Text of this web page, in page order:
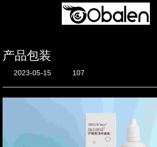
首页
产品包装
2023-05-15 107